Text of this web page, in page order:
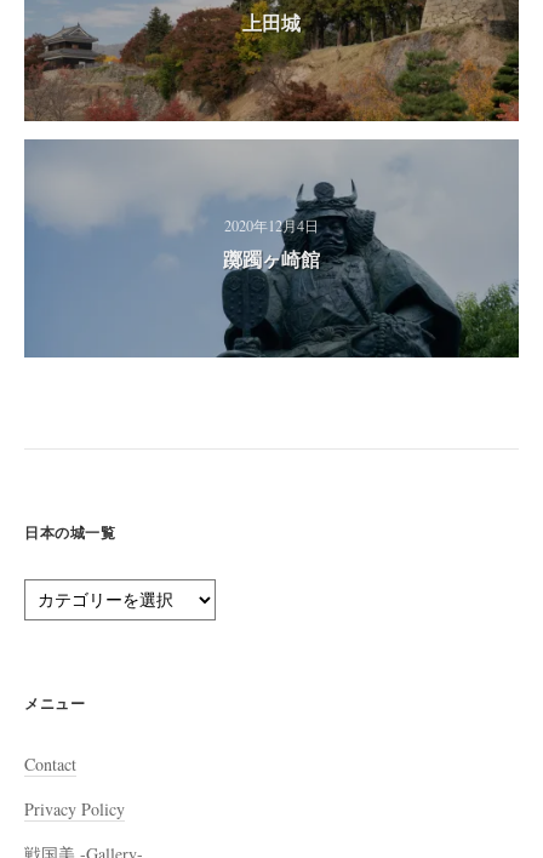
上田城
2020年12月4日
躑躅ヶ崎館
日本の城一覧
本
一
メニュー
Contact
Privacy Policy